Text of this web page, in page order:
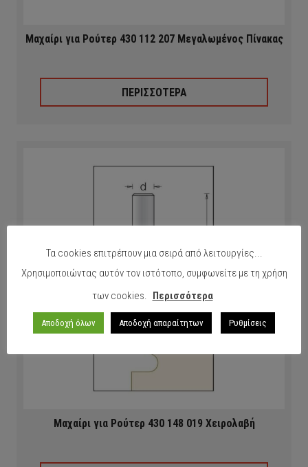
Μαχαίρι για Ρούτερ 430 112 207 Μεγαλωμένος Πίνακας
ΠΕΡΙΣΣΟΤΕΡΑ
Μαχαίρι για Ρούτερ 430 148 019 Χειρολαβή
Τα cookies επιτρέπουν μια σειρά από λειτουργίες...
Χρησιμοποιώντας αυτόν τον ιστότοπο, συμφωνείτε με τη χρήση
των cookies. Περισσότερα
Αποδοχή όλων Αποδοχή απαραίτητων Ρυθμίσεις